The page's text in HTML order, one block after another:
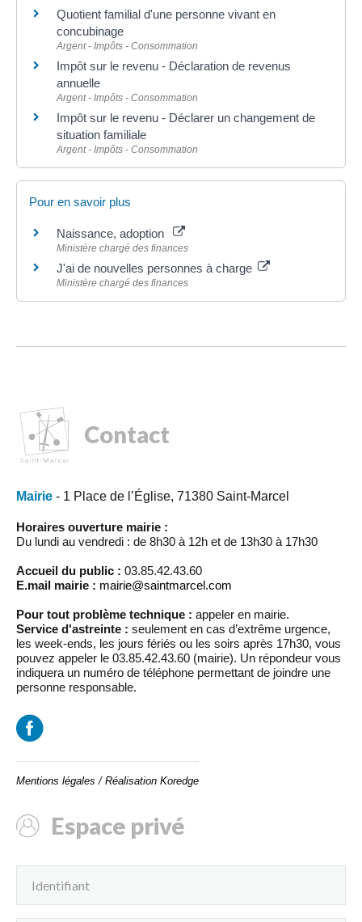
Quotient familial d'une personne vivant en
concubinage
Argent - Impôts - Consommation
Impôt sur le revenu - Déclaration de revenus
annuelle
Argent - Impôts - Consommation
Impôt sur le revenu - Déclarer un changement de
situation familiale
Argent - Impôts - Consommation
Pour en savoir plus
Naissance, adoption
Ministère chargé des finances
J'ai de nouvelles personnes à charge
Ministère chargé des finances
Contact
Mairie - 1 Place de l’Église, 71380 Saint-Marcel
Horaires ouverture mairie :
Du lundi au vendredi : de 8h30 à 12h et de 13h30 à 17h30
Accueil du public : 03.85.42.43.60
E.mail mairie : mairie@saintmarcel.com
Pour tout problème technique : appeler en mairie.
Service d'astreinte : seulement en cas d’extrême urgence,
les week-ends, les jours fériés ou les soirs après 17h30, vous
pouvez appeler le 03.85.42.43.60 (mairie). Un répondeur vous
indiquera un numéro de téléphone permettant de joindre une
personne responsable.
Mentions légales / Réalisation Koredge
Espace privé